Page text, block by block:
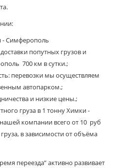
- Симферополь
попутных грузов и
700 км в сутки.;
перевозки мы осуществляем
автопарком.;
и низкие цены.;
груза в 1 тонну Химки -
компании всего от 10 руб
в зависимости от объёма
переезда” активно развивает